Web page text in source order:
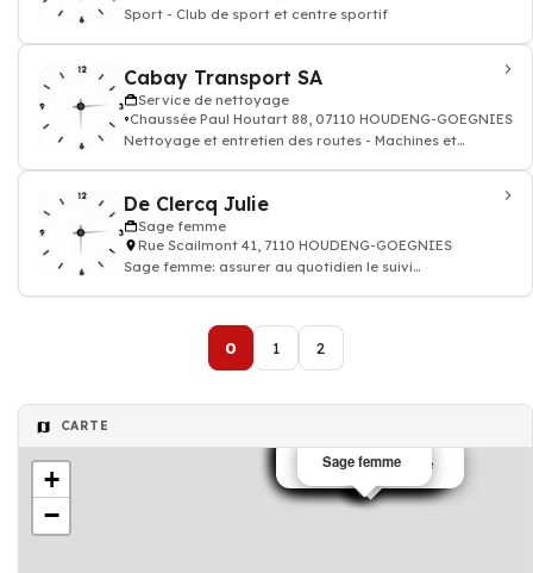
Sport - Club de sport et centre sportif
Cabay Transport SA
Service de nettoyage
Chaussée Paul Houtart 88, 07110 HOUDENG-GOEGNIES
Nettoyage et entretien des routes - Machines et
De Clercq Julie
Sage femme
Rue Scailmont 41, 7110 HOUDENG-GOEGNIES
Sage femme: assurer au quotidien le suivi
0 1 2
CARTE
Salon de coiffure
Salon de coiffure
Salon de coiffure
Salon de coiffure
Salon de coiffure
Salon de coiffure
Salon de coiffure
Salon de coiffure
Salon de coiffure
Salon de coiffure
Salon de coiffure
Salon de coiffure
Salon de coiffure
Salon de coiffure
Club de sport
Institut de beauté
Club de sport
Service de nettoyage
Sage femme
+
−